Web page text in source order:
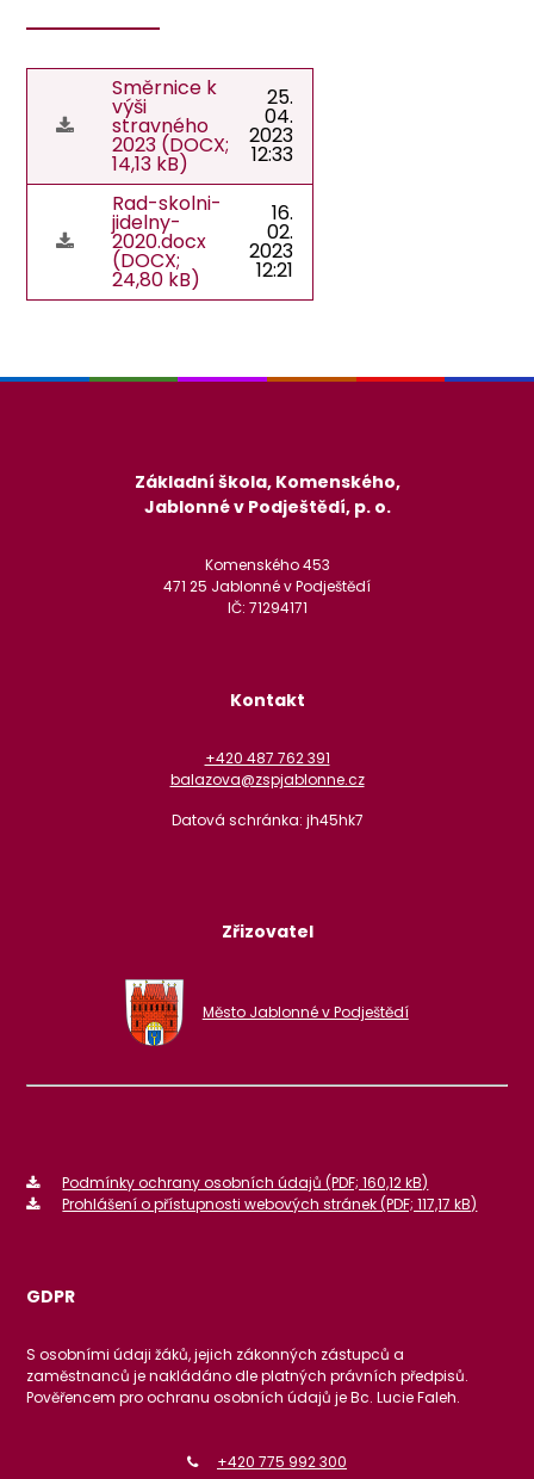
Směrnice k
výši
stravného
2023 (DOCX;
14,13 kB)
25.
04.
2023
12:33
Rad-skolni-
jidelny-
2020.docx
(DOCX;
24,80 kB)
16.
02.
2023
12:21
Základní škola, Komenského,
Jablonné v Podještědí, p. o.
Komenského 453
471 25 Jablonné v Podještědí
IČ: 71294171
Kontakt
+420 487 762 391
balazova@zspjablonne.cz
Datová schránka: jh45hk7
Zřizovatel
Město Jablonné v Podještědí
Podmínky ochrany osobních údajů (PDF; 160,12 kB)
Prohlášení o přístupnosti webových stránek (PDF; 117,17 kB)
GDPR
S osobními údaji žáků, jejich zákonných zástupců a
zaměstnanců je nakládáno dle platných právních předpisů.
Pověřencem pro ochranu osobních údajů je Bc. Lucie Faleh.
+420 775 992 300